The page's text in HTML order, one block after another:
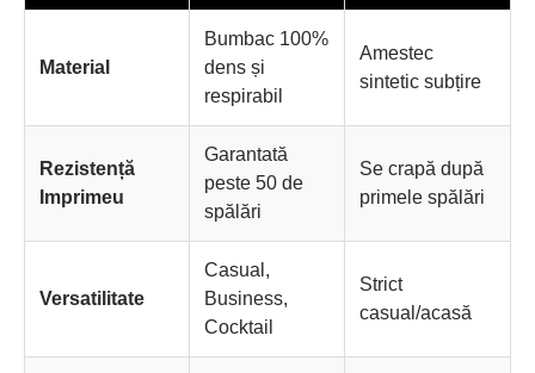
Material
Bumbac 100%
dens și
respirabil
Amestec
sintetic subțire
Rezistență
Imprimeu
Garantată
peste 50 de
spălări
Se crapă după
primele spălări
Versatilitate
Casual,
Business,
Cocktail
Strict
casual/acasă